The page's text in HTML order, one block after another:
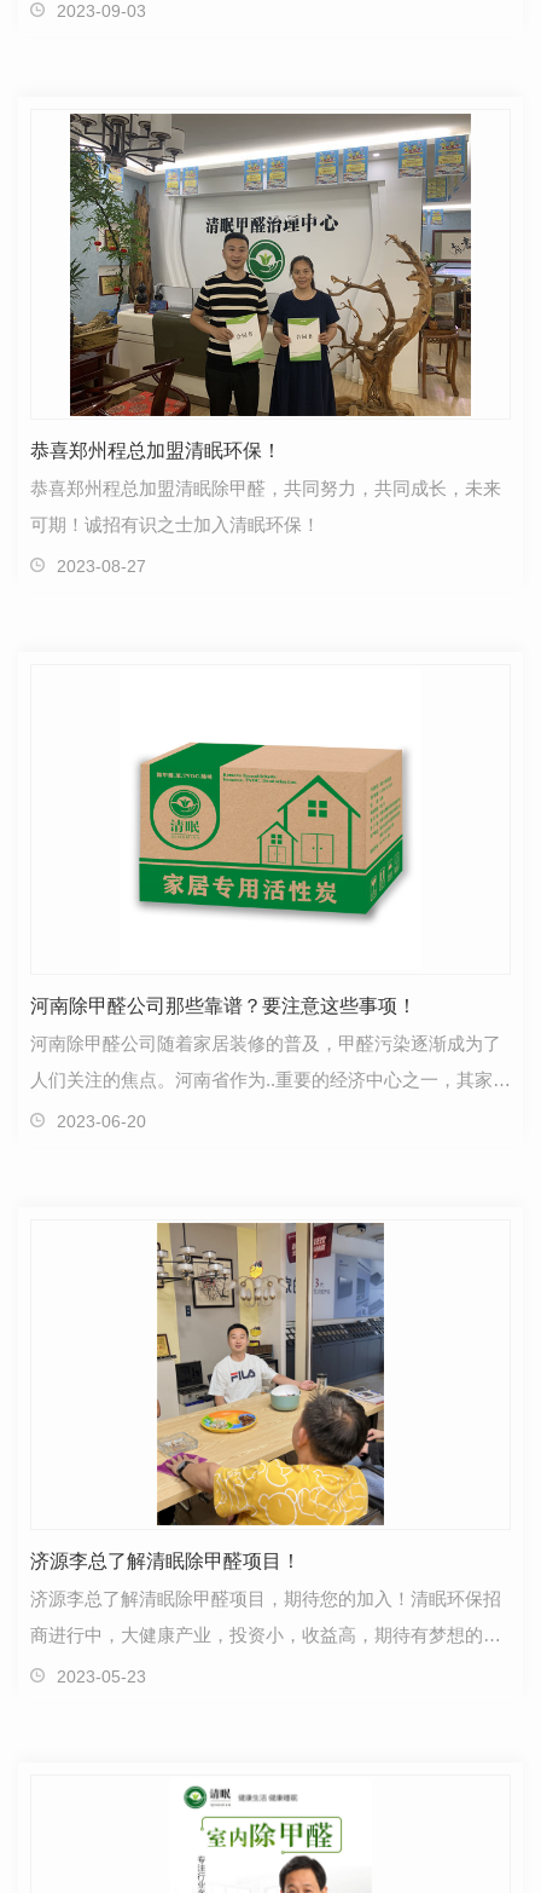
2023-09-03
恭喜郑州程总加盟清眠环保！
恭喜郑州程总加盟清眠除甲醛，共同努力，共同成长，未来
可期！诚招有识之士加入清眠环保！
2023-08-27
河南除甲醛公司那些靠谱？要注意这些事项！
河南除甲醛公司随着家居装修的普及，甲醛污染逐渐成为了
人们关注的焦点。河南省作为..重要的经济中心之一，其家居
市场也日益火热，而除甲醛公司自然也成为了不可或…
2023-06-20
济源李总了解清眠除甲醛项目！
济源李总了解清眠除甲醛项目，期待您的加入！清眠环保招
商进行中，大健康产业，投资小，收益高，期待有梦想的你
加入！2023-05-23